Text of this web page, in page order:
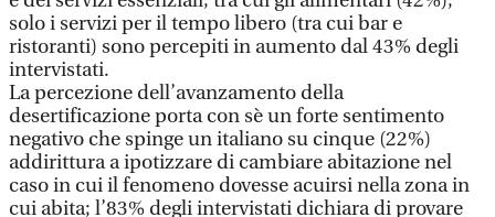
solo i servizi per il tempo libero (tra cui bar e
ristoranti) sono percepiti in aumento dal 43% degli
intervistati.
La percezione dell’avanzamento della
desertificazione porta con sè un forte sentimento
negativo che spinge un italiano su cinque (22%)
addirittura a ipotizzare di cambiare abitazione nel
caso in cui il fenomeno dovesse acuirsi nella zona in
cui abita; l’83% degli intervistati dichiara di provare